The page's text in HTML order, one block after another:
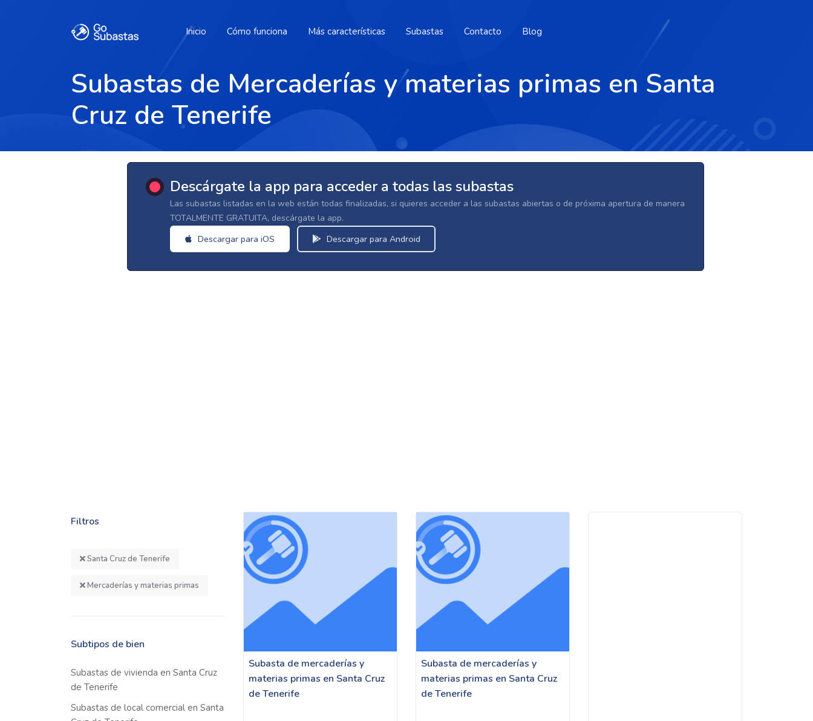
Inicio Cómo funciona Más características Subastas Contacto Blog
Subastas de Mercaderías y materias primas en Santa
Cruz de Tenerife
Descárgate la app para acceder a todas las subastas
Las subastas listadas en la web están todas finalizadas, si quieres acceder a las subastas abiertas o de próxima apertura de manera
TOTALMENTE GRATUITA, descárgate la app.
Descargar para iOS Descargar para Android
Filtros
Santa Cruz de Tenerife
Mercaderías y materias primas
Subtipos de bien
Subastas de vivienda en Santa Cruz
de Tenerife
Subastas de local comercial en Santa
Subasta de mercaderías y
materias primas en Santa Cruz
de Tenerife
Subasta de mercaderías y
materias primas en Santa Cruz
de Tenerife